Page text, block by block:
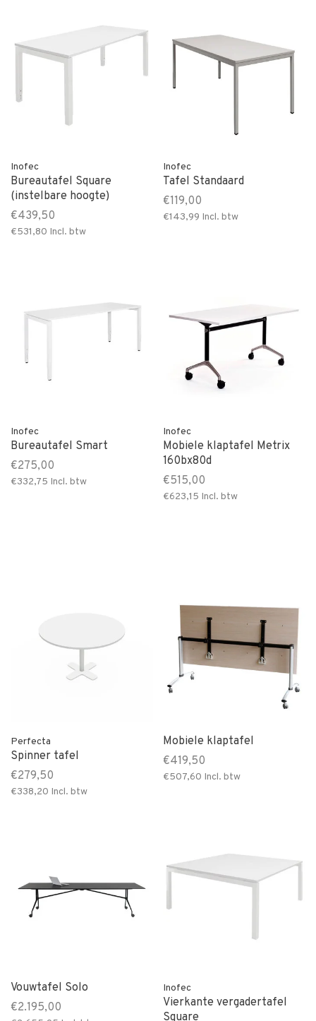
Inofec
Bureautafel Square
(instelbare hoogte)
€439,50
€531,80 Incl. btw
Inofec
Tafel Standaard
€119,00
€143,99 Incl. btw
Inofec
Bureautafel Smart
€275,00
€332,75 Incl. btw
Inofec
Mobiele klaptafel Metrix
160bx80d
€515,00
€623,15 Incl. btw
Perfecta
Spinner tafel
€279,50
€338,20 Incl. btw
Mobiele klaptafel
€419,50
€507,60 Incl. btw
Vouwtafel Solo
€2.195,00
Inofec
Vierkante vergadertafel
Square